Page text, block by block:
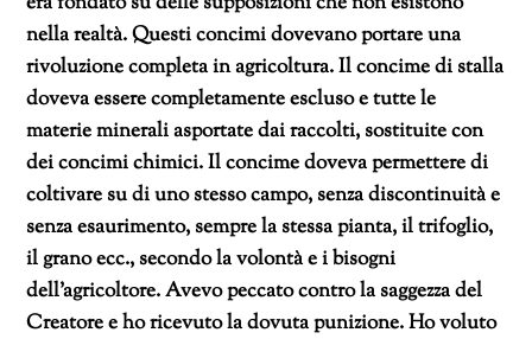
nella realtà. Questi concimi dovevano portare una
rivoluzione completa in agricoltura. Il concime di stalla
doveva essere completamente escluso e tutte le
materie minerali asportate dai raccolti, sostituite con
dei concimi chimici. Il concime doveva permettere di
coltivare su di uno stesso campo, senza discontinuità e
senza esaurimento, sempre la stessa pianta, il trifoglio,
il grano ecc., secondo la volontà e i bisogni
dell’agricoltore. Avevo peccato contro la saggezza del
Creatore e ho ricevuto la dovuta punizione. Ho voluto